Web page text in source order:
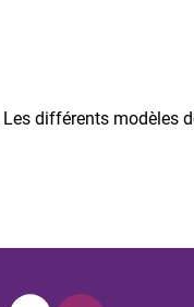
différents modèles